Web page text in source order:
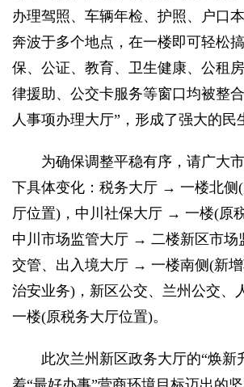
办理驾照、车辆年检、护照、户口
奔波于多个地点，在一楼即可轻松
保、公证、教育、卫生健康、公租
律援助、公交卡服务等窗口均被整
人事项办理大厅”，形成了强大的民
为确保调整平稳有序，请广大市
下具体变化：税务大厅 → 一楼北侧
厅位置)，中川社保大厅 → 一楼(原
中川市场监管大厅 → 二楼新区市场
交管、出入境大厅 → 一楼南侧(新增
治安业务)，新区公交、兰州公交、
一楼(原税务大厅位置)。
此次兰州新区政务大厅的“焕新